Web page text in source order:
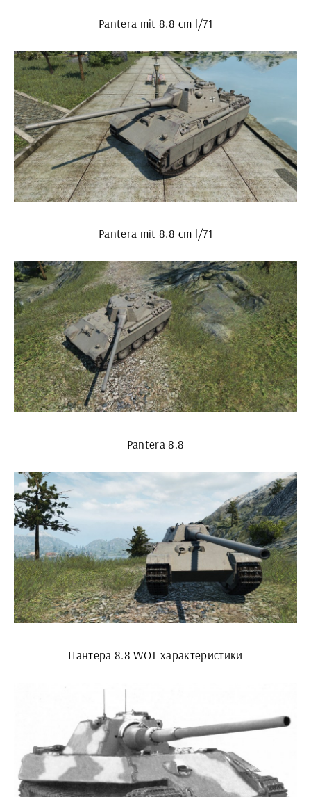
Pantera mit 8.8 cm l/71
Pantera mit 8.8 cm l/71
Pantera 8.8
Пантера 8.8 WOT характеристики